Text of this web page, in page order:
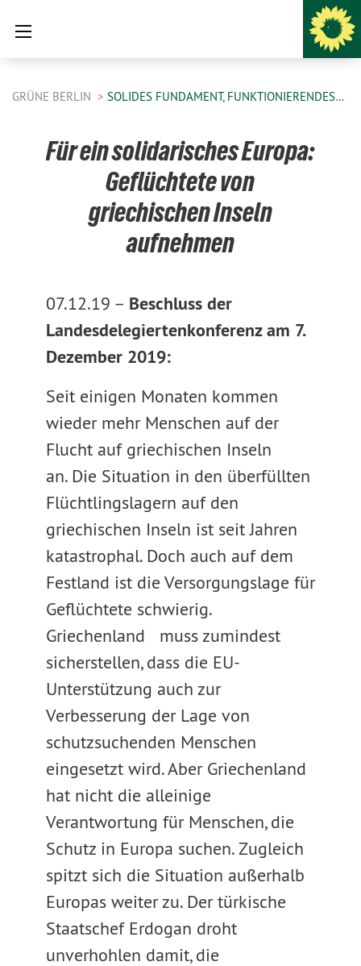
GRÜNE BERLIN SOLIDES FUNDAMENT, FUNKTIONIERENDES…
Für ein solidarisches Europa:
Geflüchtete von
griechischen Inseln
aufnehmen
07.12.19 – Beschluss der
Landesdelegiertenkonferenz am 7.
Dezember 2019:
Seit einigen Monaten kommen
wieder mehr Menschen auf der
Flucht auf griechischen Inseln
an. Die Situation in den überfüllten
Flüchtlingslagern auf den
griechischen Inseln ist seit Jahren
katastrophal. Doch auch auf dem
Festland ist die Versorgungslage für
Geflüchtete schwierig.
Griechenland muss zumindest
sicherstellen, dass die EU-
Unterstützung auch zur
Verbesserung der Lage von
schutzsuchenden Menschen
eingesetzt wird. Aber Griechenland
hat nicht die alleinige
Verantwortung für Menschen, die
Schutz in Europa suchen. Zugleich
spitzt sich die Situation außerhalb
Europas weiter zu. Der türkische
Staatschef Erdogan droht
unverhohlen damit, die